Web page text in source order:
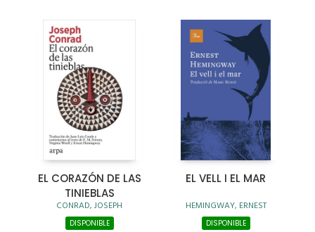
EL CORAZÓN DE LAS
TINIEBLAS
CONRAD, JOSEPH
DISPONIBLE
EL VELL I EL MAR
HEMINGWAY, ERNEST
DISPONIBLE